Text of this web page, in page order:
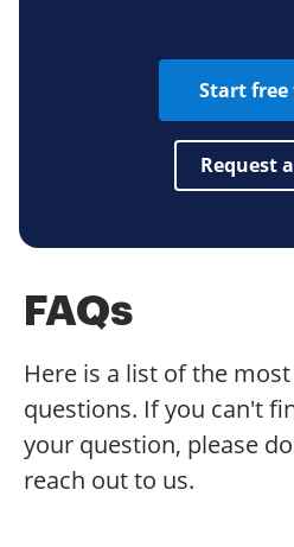
Start
Request
FAQs
Here is a list of the
questions. If you can't
your question, please
reach out to us.